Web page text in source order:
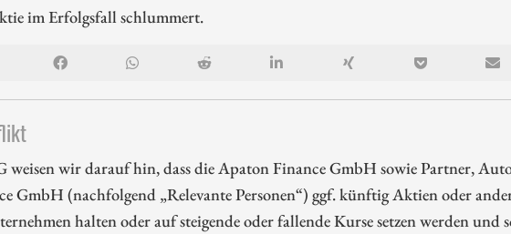
im Erfolgsfall schlummert.
weisen wir darauf hin, dass die Apaton Finance GmbH sowie Partner,
GmbH (nachfolgend „Relevante Personen“) ggf. künftig Aktien oder
halten oder auf steigende oder fallende Kurse setzen werden und